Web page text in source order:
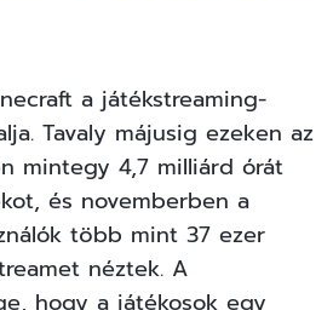
a játékstreaming-
Tavaly májusig ezeken az
mintegy 4,7 milliárd órát
és novemberben a
több mint 37 ezer
néztek. A
hogy a játékosok egy